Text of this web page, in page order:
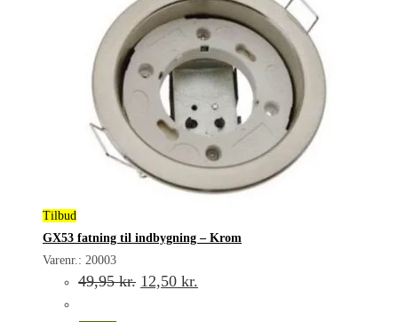
Tilbud
GX53 fatning til indbygning – Krom
Varenr.: 20003
49,95kr. Den
oprindelige
12,50 kr.
aktuelle